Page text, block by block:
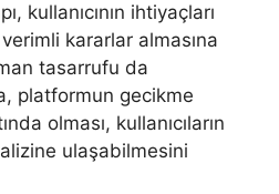
kullanıcının ihtiyaçları
kararlar almasına
tasarrufu da
platformun gecikme
olması, kullanıcıların
ulaşabilmesini